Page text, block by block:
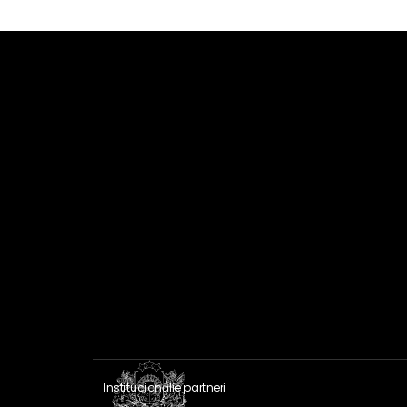
Institucionālie partneri